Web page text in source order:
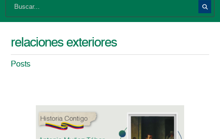
relaciones exteriores
Posts